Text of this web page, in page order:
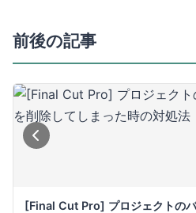
前後の記事
[Final Cut Pro] プロジェクトの